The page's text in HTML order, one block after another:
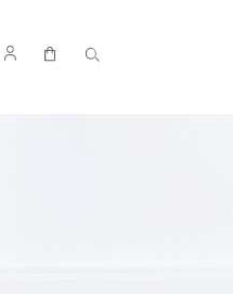
Se connecter
Mon panier